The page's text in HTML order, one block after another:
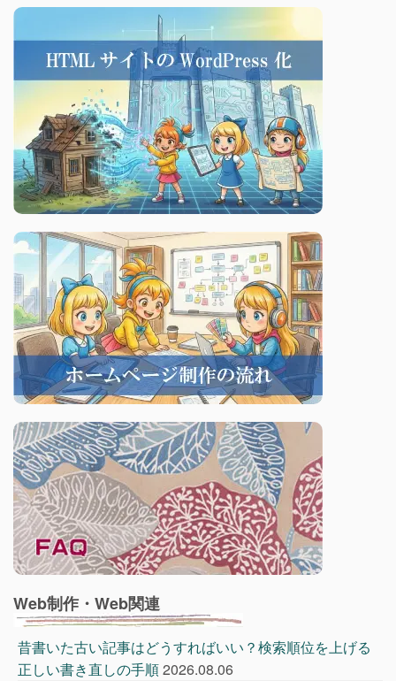
Web制作・Web関連
昔書いた古い記事はどうすればいい？検索順位を上げる
正しい書き直しの手順2026.08.06